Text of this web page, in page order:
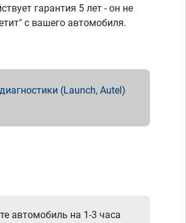
гарантия 5 лет - он не
с вашего автомобиля.
(Launch, Autel)
автомобиль на 1-3 часа